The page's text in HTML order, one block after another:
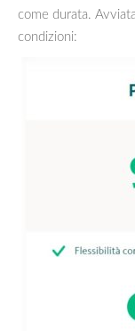
come durata.
condizioni: